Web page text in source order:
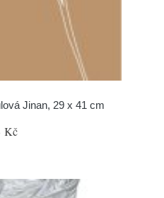
Jinan, 29 x 41 cm
Kč